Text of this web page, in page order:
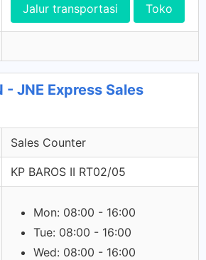
Jalur transportasi Toko
- JNE Express Sales
Sales Counter
KP BAROS II RT02/05
Mon: 08:00 - 16:00
Tue: 08:00 - 16:00
Wed: 08:00 - 16:00